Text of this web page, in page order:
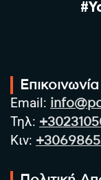
Επικοινωνία
Email:
Τηλ:
Κιν: